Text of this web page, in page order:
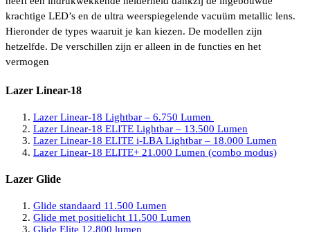
krachtige LED’s en de ultra weerspiegelende vacuüm metallic lens.
Hieronder de types waaruit je kan kiezen. De modellen zijn
hetzelfde. De verschillen zijn er alleen in de functies en het
vermogen
Lazer Linear-18
Lazer Linear-18 Lightbar – 6.750 Lumen
Lazer Linear-18 ELITE Lightbar – 13.500 Lumen
Lazer Linear-18 ELITE i-LBA Lightbar – 18.000 Lumen
Lazer Linear-18 ELITE+ 21.000 Lumen (combo modus)
Lazer Glide
Glide standaard 11.500 Lumen
Glide met positielicht 11.500 Lumen
Glide Elite 12.800 lumen